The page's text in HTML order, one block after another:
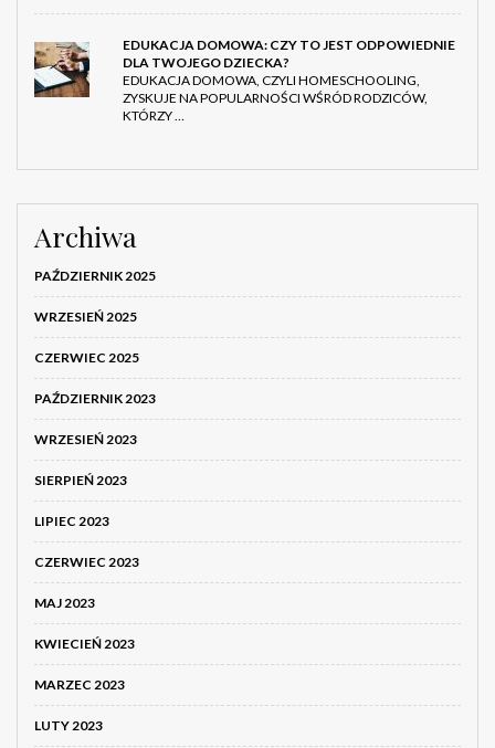
EDUKACJA DOMOWA: CZY TO JEST ODPOWIEDNIE
DLA TWOJEGO DZIECKA?
EDUKACJA DOMOWA, CZYLI HOMESCHOOLING,
ZYSKUJE NA POPULARNOŚCI WŚRÓD RODZICÓW,
KTÓRZY …
Archiwa
PAŹDZIERNIK 2025
WRZESIEŃ 2025
CZERWIEC 2025
PAŹDZIERNIK 2023
WRZESIEŃ 2023
SIERPIEŃ 2023
LIPIEC 2023
CZERWIEC 2023
MAJ 2023
KWIECIEŃ 2023
MARZEC 2023
LUTY 2023